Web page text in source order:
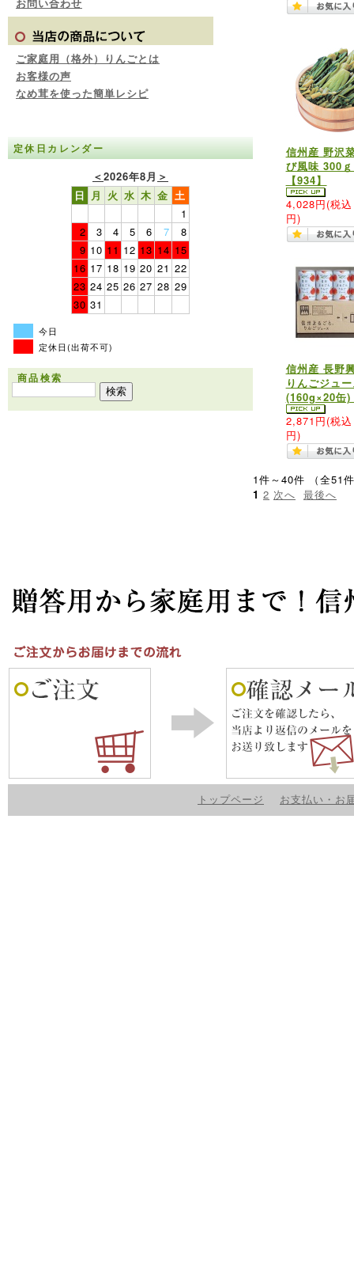
ご家庭用（格外）りんごとは
お客様の声
なめ茸を使った簡単レシピ
定休日カレンダー
＜2026年8月 ＞
日 月 火 水 木 金 土
1
2
3 4 5 6 7
8
9 10 11 12 13 14 15
16 17 18 19 20 21 22
23 24 25 26 27 28 29
30 31
今日
定休日(出荷不可)
商品検索
信州産 野沢
び風味 300
【934】
4,028円(税
円)
信州産 長野
りんごジュ
(160g×20缶)
2,871円(税
円)
1件～40件 （全51
1 2 次へ 最後へ
トップページ お支払い・お